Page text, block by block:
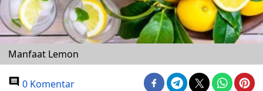
Manfaat Lemon
0 Komentar